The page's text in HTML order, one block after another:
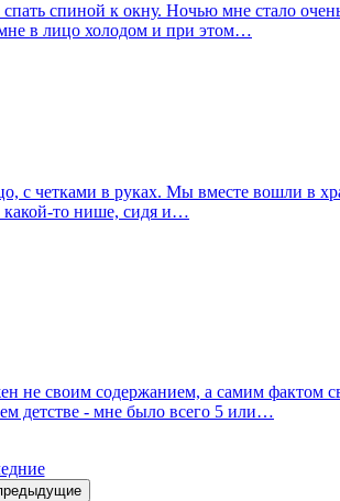
спиной к окну. Ночью мне стало
в лицо холодом и при этом…
с четками в руках. Мы вместе вошли в
какой-то нише, сидя и…
не своим содержанием, а самим фактом
детстве - мне было всего 5 или…